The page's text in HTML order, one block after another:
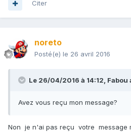
Citer
noreto
Posté(e) le 26 avril 2016
Le 26/04/2016 à 14:12, Fabou
Avez vous reçu mon message?
Non je n'ai pas reçu votre message